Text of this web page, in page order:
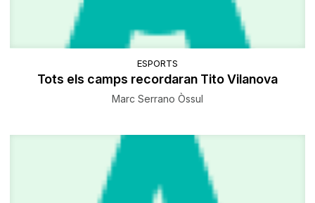
ESPORTS
Tots els camps recordaran Tito Vilanova
Marc Serrano Òssul